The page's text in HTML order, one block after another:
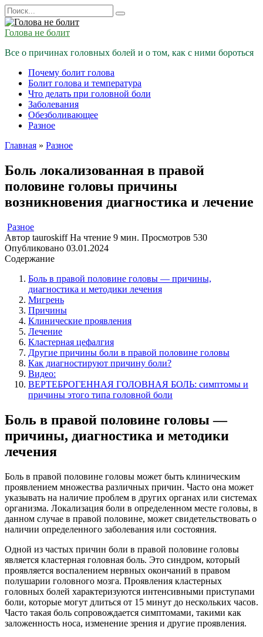
Перейти
к
содержанию
Search
for:
Голова не болит
Все о причинах головных болей и о том, как с ними бороться
Почему болит голова
Болит голова и температура
Что делать при головной боли
Заболевания
Обезболивающее
Разное
Главная » Разное
Боль локализованная в правой
половине головы причины
возникновения диагностика и лечение
Разное
Автор tauroskiff На чтение 9 мин. Просмотров 530
Опубликовано 03.01.2024
Содержание
Боль в правой половине головы — причины,
диагностика и методики лечения
Мигрень
Причины
Клинические проявления
Лечение
Кластерная цефалгия
Другие причины боли в правой половине головы
Как диагностируют причину боли?
Видео:
ВЕРТЕБРОГЕННАЯ ГОЛОВНАЯ БОЛЬ: симптомы и
причины этого типа головной боли
Боль в правой половине головы —
причины, диагностика и методики
лечения
Боль в правой половине головы может быть клиническим
проявлением множества различных причин. Часто она может
указывать на наличие проблем в других органах или системах
организма. Локализация боли в определенном месте головы, в
данном случае в правой половине, может свидетельствовать о
наличии определенного заболевания или состояния.
Одной из частых причин боли в правой половине головы
является кластерная головная боль. Это синдром, который
проявляется воспалением нервных окончаний в правом
полушарии головного мозга. Проявления кластерных
головных болей характеризуются интенсивными приступами
боли, которые могут длиться от 15 минут до нескольких часов.
Часто такая боль сопровождается симптомами, такими как
заложенность носа, изменение зрения и другие проявления.